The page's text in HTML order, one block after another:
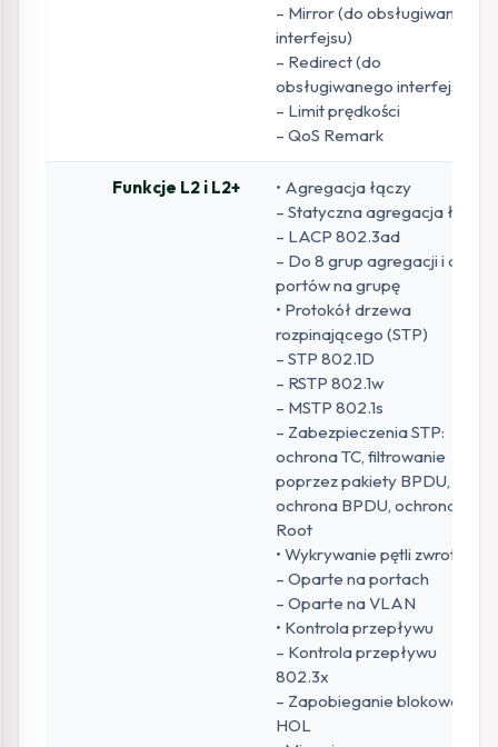
– Mirror (do obsługiwanego
interfejsu)
– Redirect (do
obsługiwanego interfejsu)
– Limit prędkości
– QoS Remark
Funkcje L2 i L2+
• Agregacja łączy
– Statyczna agregacja łączy
– LACP 802.3ad
– Do 8 grup agregacji i do 8
portów na grupę
• Protokół drzewa
rozpinającego (STP)
– STP 802.1D
– RSTP 802.1w
– MSTP 802.1s
– Zabezpieczenia STP:
ochrona TC, filtrowanie
poprzez pakiety BPDU,
ochrona BPDU, ochrona
Root
• Wykrywanie pętli zwrotnych
– Oparte na portach
– Oparte na VLAN
• Kontrola przepływu
– Kontrola przepływu
802.3x
– Zapobieganie blokowaniu
HOL